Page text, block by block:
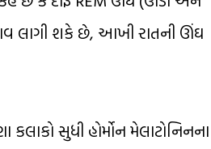
લાગી શકે છે, આખી રાતની ઊંઘ
સુધી હોર્મોન મેલાટોનિનના